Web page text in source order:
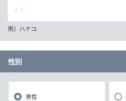
例）ハナコ
性別
男性